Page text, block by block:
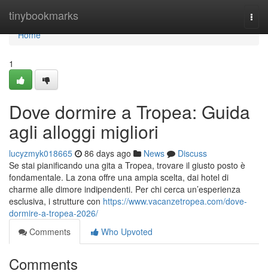
tinybookmarks
Home
Home
1
Dove dormire a Tropea: Guida
agli alloggi migliori
lucyzmyk018665 86 days ago News
Discuss
Se stai pianificando una gita a Tropea, trovare il giusto posto è
fondamentale. La zona offre una ampia scelta, dai hotel di
charme alle dimore indipendenti. Per chi cerca un’esperienza
esclusiva, i strutture con https://www.vacanzetropea.com/dove-
dormire-a-tropea-2026/
Comments
Who Upvoted
Comments